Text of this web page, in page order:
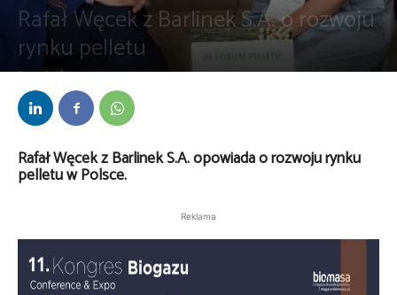
Rafał Węcek z Barlinek S.A. o rozwoju
rynku pelletu
Przez kaef- 21 czerwca 2018
Rafał Węcek z Barlinek S.A. opowiada o rozwoju rynku
pelletu w Polsce.
Reklama